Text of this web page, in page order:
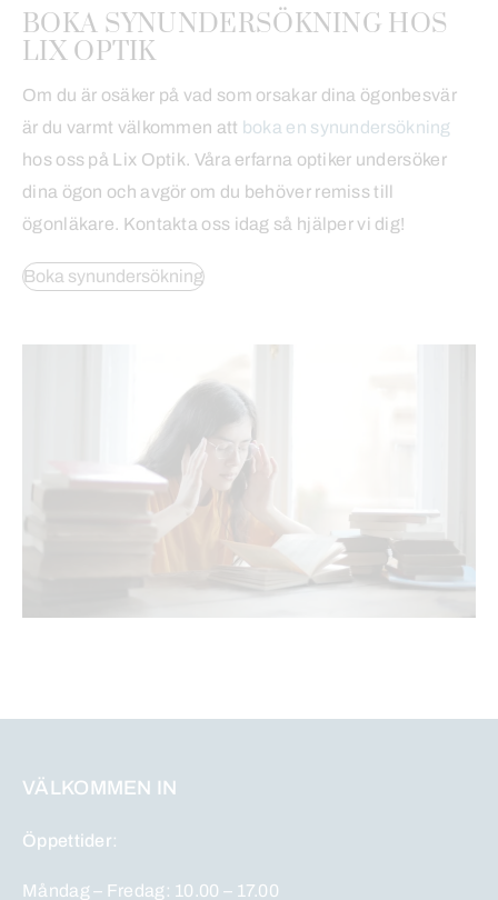
BOKA SYNUNDERSÖKNING HOS
LIX OPTIK
Om du är osäker på vad som orsakar dina ögonbesvär
är du varmt välkommen att boka en synundersökning
hos oss på Lix Optik. Våra erfarna optiker undersöker
dina ögon och avgör om du behöver remiss till
ögonläkare. Kontakta oss idag så hjälper vi dig!
Boka synundersökning
VÄLKOMMEN IN
Öppettider:
Måndag – Fredag: 10.00 – 17.00